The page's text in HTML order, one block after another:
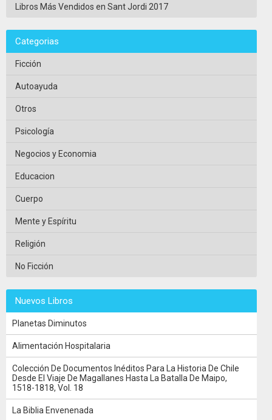
Libros Más Vendidos en Sant Jordi 2017
Categorias
Ficción
Autoayuda
Otros
Psicología
Negocios y Economia
Educacion
Cuerpo
Mente y Espíritu
Religión
No Ficción
Nuevos Libros
Planetas Diminutos
Alimentación Hospitalaria
Colección De Documentos Inéditos Para La Historia De Chile
Desde El Viaje De Magallanes Hasta La Batalla De Maipo,
1518-1818, Vol. 18
La Biblia Envenenada